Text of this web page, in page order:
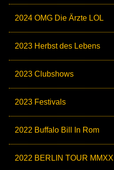
2024 OMG Die Ärzte LOL
2023 Herbst des Lebens
2023 Clubshows
2023 Festivals
2022 Buffalo Bill In Rom
2022 BERLIN TOUR MMXXII